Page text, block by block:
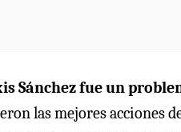
Sánchez fue un
las mejores acciones